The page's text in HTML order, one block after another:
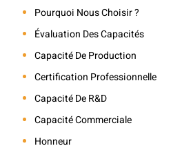
Pourquoi Nous Choisir ?
Évaluation Des Capacités
Capacité De Production
Certification Professionnelle
Capacité De R&D
Capacité Commerciale
Honneur